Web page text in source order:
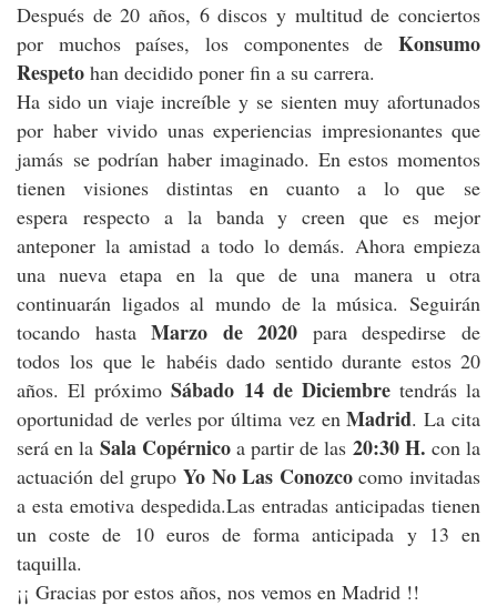
Después de 20 años, 6 discos y multitud de conciertos
por muchos países, los componentes de Konsumo
Respeto han decidido poner fin a su carrera.
Ha sido un viaje increíble y se sienten muy afortunados
por haber vivido unas experiencias impresionantes que
jamás se podrían haber imaginado. En estos momentos
tienen visiones distintas en cuanto a lo que se
espera respecto a la banda y creen que es mejor
anteponer la amistad a todo lo demás. Ahora empieza
una nueva etapa en la que de una manera u otra
continuarán ligados al mundo de la música. Seguirán
tocando hastaMarzo de 2020 para despedirse de
todos los que le habéis dado sentido durante estos 20
años. El próximoSábado 14 de Diciembretendrás la
oportunidad de verles por última vez enMadrid. La cita
será en la Sala Copérnicoa partir de las 20:30 H. con la
actuación del grupo Yo No Las Conozcocomo invitadas
a esta emotiva despedida.Las entradas anticipadas tienen
un coste de 10 euros de forma anticipada y 13 en
taquilla.
¡¡ Gracias por estos años, nos vemos en Madrid !!